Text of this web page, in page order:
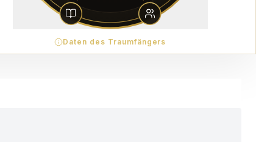
Daten des Traumfängers